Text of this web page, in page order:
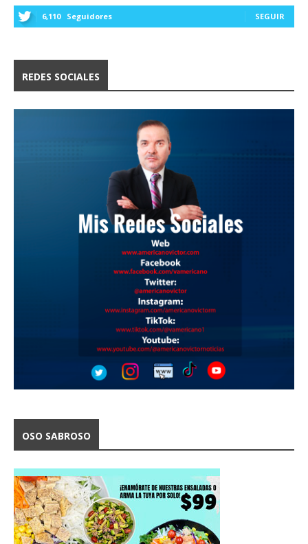
6,110 Seguidores SEGUIR
REDES SOCIALES
OSO SABROSO